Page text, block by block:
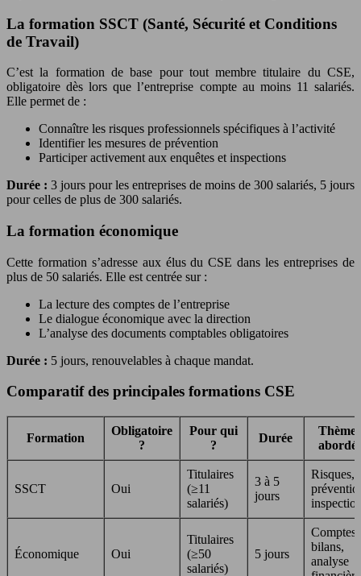
La formation SSCT (Santé, Sécurité et Conditions
de Travail)
C’est la formation de base pour tout membre titulaire du CSE,
obligatoire dès lors que l’entreprise compte au moins 11 salariés.
Elle permet de :
Connaître les risques professionnels spécifiques à l’activité
Identifier les mesures de prévention
Participer activement aux enquêtes et inspections
Durée : 3 jours pour les entreprises de moins de 300 salariés, 5 jours
pour celles de plus de 300 salariés.
La formation économique
Cette formation s’adresse aux élus du CSE dans les entreprises de
plus de 50 salariés. Elle est centrée sur :
La lecture des comptes de l’entreprise
Le dialogue économique avec la direction
L’analyse des documents comptables obligatoires
Durée : 5 jours, renouvelables à chaque mandat.
Comparatif des principales formations CSE
Formation
Obligatoire
?
Pour qui
?
Durée
Thèmes
abordés
SSCT Oui
Titulaires
(≥11
salariés)
3 à 5
jours
Risques,
Économique Oui
Titulaires
(≥50
salariés)
5 jours
Comptes,
bilans,
analyse